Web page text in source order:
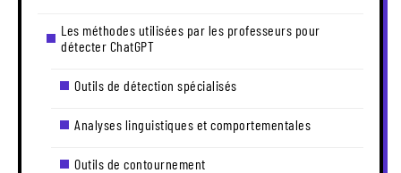
Les méthodes utilisées par les professeurs pour
détecter ChatGPT
Outils de détection spécialisés
Analyses linguistiques et comportementales
Outils de contournement